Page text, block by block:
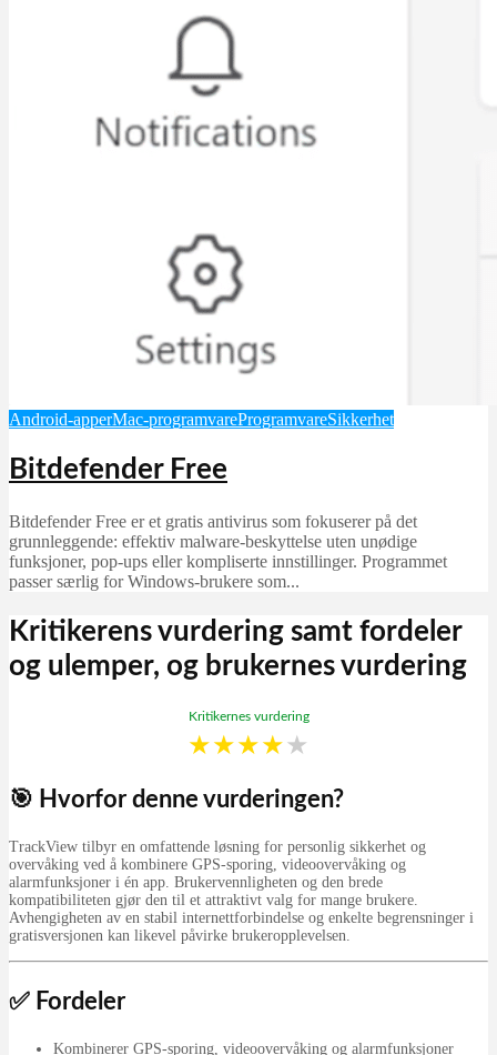
Android-apperMac-programvareProgramvareSikkerhet
Bitdefender Free
Bitdefender Free er et gratis antivirus som fokuserer på det
grunnleggende: effektiv malware-beskyttelse uten unødige
funksjoner, pop‑ups eller kompliserte innstillinger. Programmet
passer særlig for Windows-brukere som...
Kritikerens vurdering samt fordeler
og ulemper, og brukernes vurdering
Kritikernes vurdering
★★★★★
🎯 Hvorfor denne vurderingen?
TrackView tilbyr en omfattende løsning for personlig sikkerhet og
overvåking ved å kombinere GPS-sporing, videoovervåking og
alarmfunksjoner i én app. Brukervennligheten og den brede
kompatibiliteten gjør den til et attraktivt valg for mange brukere.
Avhengigheten av en stabil internettforbindelse og enkelte begrensninger i
gratisversjonen kan likevel påvirke brukeropplevelsen.
✅ Fordeler
Kombinerer GPS-sporing, videoovervåking og alarmfunksjoner